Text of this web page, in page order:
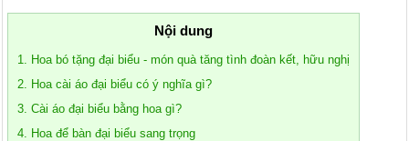
Nội dung
1. Hoa bó tặng đại biểu - món quà tăng tình đoàn kết, hữu nghị
2. Hoa cài áo đại biểu có ý nghĩa gì?
3. Cài áo đại biểu bằng hoa gì?
4. Hoa để bàn đại biểu sang trọng